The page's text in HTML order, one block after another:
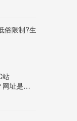
俗限制?生
站
网址是多